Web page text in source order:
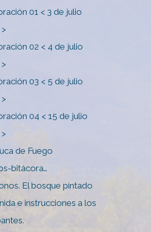
01 < 3 de julio
02 < 4 de julio
03 < 5 de julio
04 < 15 de julio
de Fuego
bitácora…
El bosque pintado
e instrucciones a los